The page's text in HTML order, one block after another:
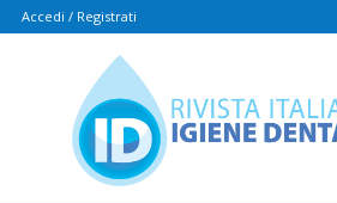
Accedi / Registrati
Rivista
Italiana
Igiene
Dentale